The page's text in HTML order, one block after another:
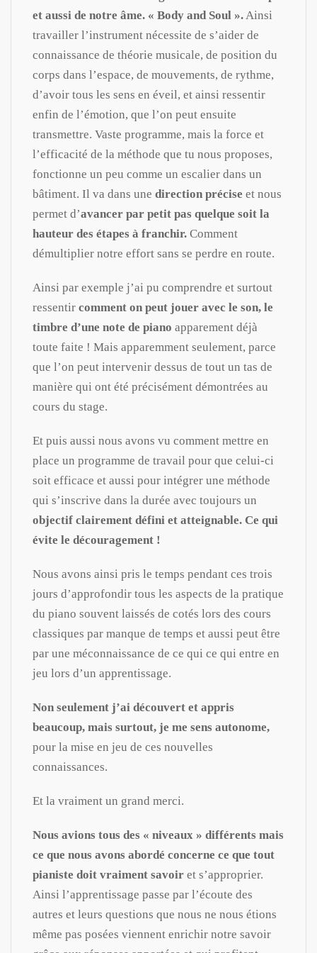
et aussi de notre âme. « Body and Soul ». Ainsi
travailler l’instrument nécessite de s’aider de
connaissance de théorie musicale, de position du
corps dans l’espace, de mouvements, de rythme,
d’avoir tous les sens en éveil, et ainsi ressentir
enfin de l’émotion, que l’on peut ensuite
transmettre. Vaste programme, mais la force et
l’efficacité de la méthode que tu nous proposes,
fonctionne un peu comme un escalier dans un
bâtiment. Il va dans une direction précise et nous
permet d’avancer par petit pas quelque soit la
hauteur des étapes à franchir. Comment
démultiplier notre effort sans se perdre en route.
Ainsi par exemple j’ai pu comprendre et surtout
ressentir comment on peut jouer avec le son, le
timbre d’une note de piano apparement déjà
toute faite ! Mais apparemment seulement, parce
que l’on peut intervenir dessus de tout un tas de
manière qui ont été précisément démontrées au
cours du stage.
Et puis aussi nous avons vu comment mettre en
place un programme de travail pour que celui-ci
soit efficace et aussi pour intégrer une méthode
qui s’inscrive dans la durée avec toujours un
objectif clairement défini et atteignable. Ce qui
évite le découragement !
Nous avons ainsi pris le temps pendant ces trois
jours d’approfondir tous les aspects de la pratique
du piano souvent laissés de cotés lors des cours
classiques par manque de temps et aussi peut être
par une méconnaissance de ce qui ce qui entre en
jeu lors d’un apprentissage.
Non seulement j’ai découvert et appris
beaucoup, mais surtout, je me sens autonome,
pour la mise en jeu de ces nouvelles
connaissances.
Et la vraiment un grand merci.
Nous avions tous des « niveaux » différents mais
ce que nous avons abordé concerne ce que tout
pianiste doit vraiment savoir et s’approprier.
Ainsi l’apprentissage passe par l’écoute des
autres et leurs questions que nous ne nous étions
même pas posées viennent enrichir notre savoir